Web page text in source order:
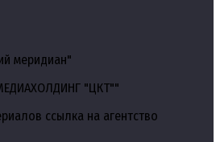
меридиан"
"ЦКТ""
ссылка на агентство